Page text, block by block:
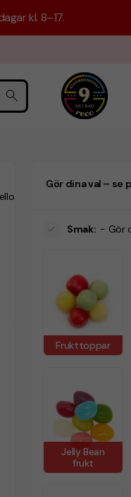
kl. 8–17.
Gör dina val – se
Smak: - Gör
Frukttoppar
Jelly Bean
frukt